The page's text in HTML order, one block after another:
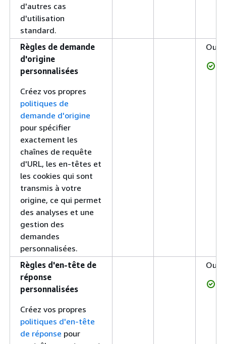
d'autres cas
d'utilisation
standard.
Règles de demande
d'origine
personnalisées
Créez vos propres
politiques de
demande d'origine
pour spécifier
exactement les
chaînes de requête
d'URL, les en-têtes et
les cookies qui sont
transmis à votre
origine, ce qui permet
des analyses et une
gestion des
demandes
personnalisées.
Oui
Règles d'en-tête de
réponse
personnalisées
Créez vos propres
politiques d'en-tête
de réponse pour
Oui